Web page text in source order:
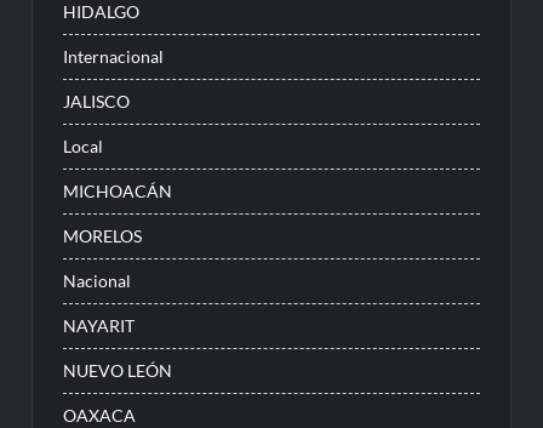
HIDALGO
Internacional
JALISCO
Local
MICHOACÁN
MORELOS
Nacional
NAYARIT
NUEVO LEÓN
OAXACA